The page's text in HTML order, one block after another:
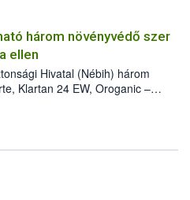
az intézkedéseket a szlovák
terjedés megállítása érdekében.
három növényvédő szer
ellen
Hivatal (Nébih) három
Klartan 24 EW, Oroganic –
azok a szüretet követően,
91) stádiumáig
a károsító elleni további
és ökológiai termesztésben is